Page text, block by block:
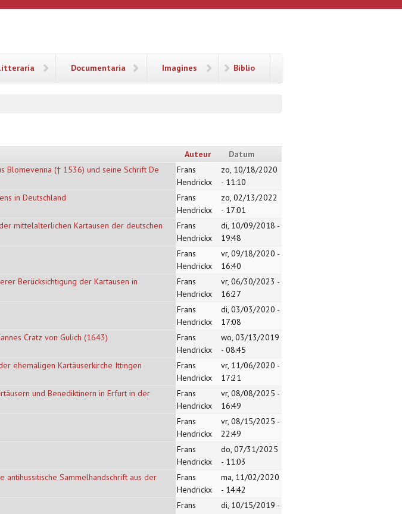
Documentaria Imagines Biblio
Auteur
Datum
Blomevenna († 1536) und seine Schrift De
Frans
Hendrickx
zo, 10/18/2020
- 11:10
in Deutschland
Frans
Hendrickx
zo, 02/13/2022
- 17:01
mittelalterlichen Kartausen der deutschen
Frans
Hendrickx
di, 10/09/2018 -
19:48
Frans
Hendrickx
vr, 09/18/2020 -
16:40
Berücksichtigung der Kartausen in
Frans
Hendrickx
vr, 06/30/2023 -
16:27
Frans
Hendrickx
di, 03/03/2020 -
17:08
Cratz von Gulich (1643)
Frans
Hendrickx
wo, 03/13/2019
- 08:45
ehemaligen Kartäuserkirche Ittingen
Frans
Hendrickx
vr, 11/06/2020 -
17:21
und Benediktinern in Erfurt in der
Frans
Hendrickx
vr, 08/08/2025 -
16:49
Frans
Hendrickx
vr, 08/15/2025 -
22:49
Frans
Hendrickx
do, 07/31/2025
- 11:03
antihussitische Sammelhandschrift aus der
Frans
Hendrickx
ma, 11/02/2020
- 14:42
Frans
di, 10/15/2019 -